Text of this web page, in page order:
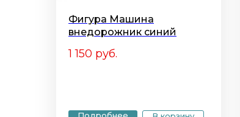
Фигура Машина
внедорожник синий
1 150 руб.